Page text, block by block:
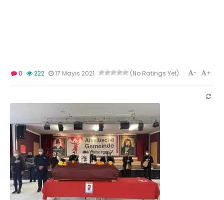
0 222 17 Mayıs 2021 (No Ratings Yet) +
-